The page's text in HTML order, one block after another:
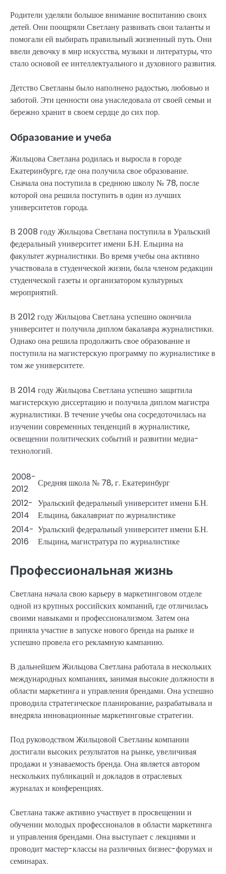
Родители уделяли большое внимание воспитанию своих
детей. Они поощряли Светлану развивать свои таланты и
помогали ей выбирать правильный жизненный путь. Они
ввели девочку в мир искусства, музыки и литературы, что
стало основой ее интеллектуального и духовного развития.
Детство Светланы было наполнено радостью, любовью и
заботой. Эти ценности она унаследовала от своей семьи и
бережно хранит в своем сердце до сих пор.
Образование и учеба
Жильцова Светлана родилась и выросла в городе
Екатеринбурге, где она получила свое образование.
Сначала она поступила в среднюю школу № 78, после
которой она решила поступить в один из лучших
университетов города.
В 2008 году Жильцова Светлана поступила в Уральский
федеральный университет имени Б.Н. Ельцина на
факультет журналистики. Во время учебы она активно
участвовала в студенческой жизни, была членом редакции
студенческой газеты и организатором культурных
мероприятий.
В 2012 году Жильцова Светлана успешно окончила
университет и получила диплом бакалавра журналистики.
Однако она решила продолжить свое образование и
поступила на магистерскую программу по журналистике в
том же университете.
В 2014 году Жильцова Светлана успешно защитила
магистерскую диссертацию и получила диплом магистра
журналистики. В течение учебы она сосредоточилась на
изучении современных тенденций в журналистике,
освещении политических событий и развитии медиа-
технологий.
2008-
2012
Средняя школа № 78, г. Екатеринбург
2012-
2014
Уральский федеральный университет имени Б.Н.
Ельцина, бакалавриат по журналистике
2014-
2016
Уральский федеральный университет имени Б.Н.
Ельцина, магистратура по журналистике
Профессиональная жизнь
Светлана начала свою карьеру в маркетинговом отделе
одной из крупных российских компаний, где отличилась
своими навыками и профессионализмом. Затем она
приняла участие в запуске нового бренда на рынке и
успешно провела его рекламную кампанию.
В дальнейшем Жильцова Светлана работала в нескольких
международных компаниях, занимая высокие должности в
области маркетинга и управления брендами. Она успешно
проводила стратегическое планирование, разрабатывала и
внедряла инновационные маркетинговые стратегии.
Под руководством Жильцовой Светланы компании
достигали высоких результатов на рынке, увеличивая
продажи и узнаваемость бренда. Она является автором
нескольких публикаций и докладов в отраслевых
журналах и конференциях.
Светлана также активно участвует в просвещении и
обучении молодых профессионалов в области маркетинга
и управления брендами. Она выступает с лекциями и
проводит мастер-классы на различных бизнес-форумах и
семинарах.